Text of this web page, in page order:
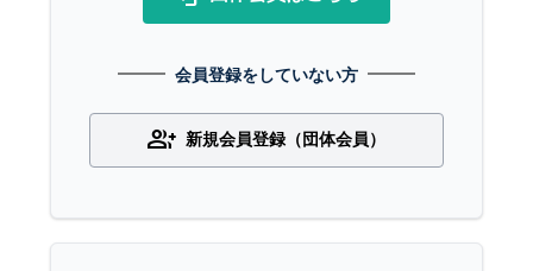
会員登録をしていない方
group_add 新規会員登録（団体会員）